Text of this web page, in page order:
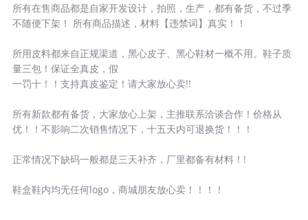
所有在售商品都是自家开发设计，拍照，生产，都有备货，不过季
不随便下架！ 所有商品描述，材料【违禁词】真实！！
所用皮料都来自正规渠道，黑心皮子、黑心鞋材一概不用。鞋子质
量三包！保证全真皮，假
一罚十！！支持真皮鉴定！请大家放心卖!!
所有新款都有备货，大家放心上架，主推联系洽谈合作！价格从
优！！不影响二次销售情况下，十五天内可退换货！！！
正常情况下缺码一般都是三天补齐，厂里都备有材料！!
鞋盒鞋内均无任何logo，商城朋友放心卖！！！！